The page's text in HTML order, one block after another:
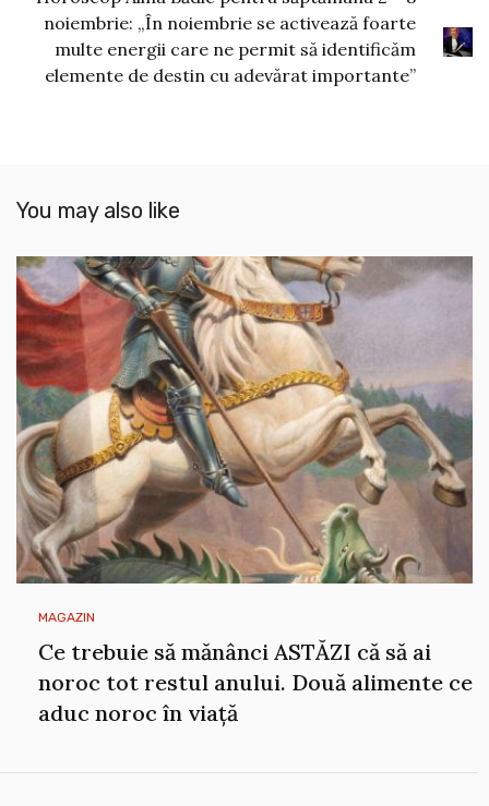
noiembrie: „În noiembrie se activează foarte
multe energii care ne permit să identificăm
elemente de destin cu adevărat importante”
You may also like
MAGAZIN
Ce trebuie să mănânci ASTĂZI că să ai
noroc tot restul anului. Două alimente ce
aduc noroc în viață